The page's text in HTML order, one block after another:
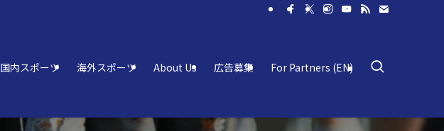
国内スポーツ 海外スポーツ About Us 広告募集 For Partners (EN)